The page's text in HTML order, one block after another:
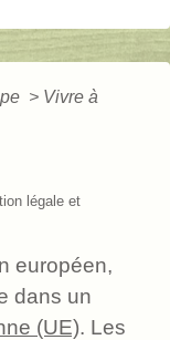
> Vivre à
légale et
européen,
dans un
(UE). Les